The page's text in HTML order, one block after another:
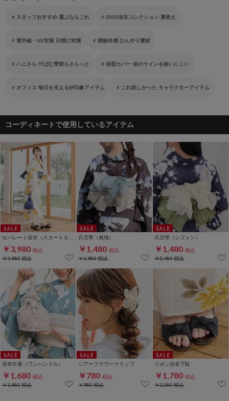
スタッフおすすめ 選ぶならこれ 2026浴衣コレクション 夏映え
紫外線・UV対策 日焼け対策 接触冷感 ひんやり素材
ハニさら 汗ばむ季節もさらっと 体型カバー 体のラインを拾いにくい
オフィス 毎日を支える好印象アイテム これ欲しかった キャラクターアイテム
コーディネートで使用しているアイテム
￥3,980 税込
￥4,980税込
兵児帯（無地）
￥1,480 税込
￥1,980税込
兵児帯（シフォン）
￥1,480 税込
￥2,480税込
浴衣巾着（ワンハンドル）
￥1,680 税込
￥1,980税込
シアーフラワークリップ
￥780 税込
￥980税込
リボン浴衣下駄
￥1,780 税込
￥2,280税込